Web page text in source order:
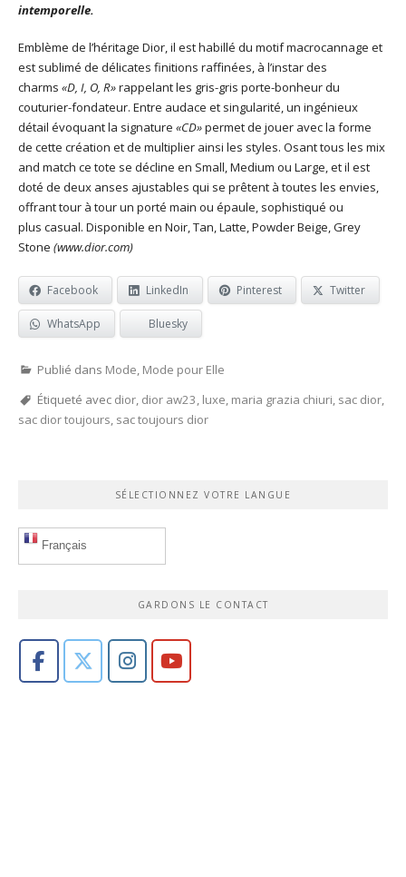
intemporelle.
Emblème de l’héritage Dior, il est habillé du motif macrocannage et
est sublimé de délicates finitions raffinées, à l’instar des
charms «D, I, O, R»rappelant les gris-gris porte-bonheur du
couturier-fondateur. Entre audace et singularité, un ingénieux
détail évoquant la signature «CD»permet de jouer avec la forme
de cette création et de multiplier ainsi les styles. Osant tous les mix
and match ce tote se décline en Small, Medium ou Large, et il est
doté de deux anses ajustables qui se prêtent à toutes les envies,
offrant tour à tour un porté main ou épaule, sophistiqué ou
plus casual. Disponible en Noir, Tan, Latte, Powder Beige, Grey
Stone (www.dior.com)
Facebook LinkedIn Pinterest Twitter
WhatsApp Bluesky
Publié dans Mode, Mode pour Elle
Étiqueté avec dior, dior aw23, luxe, maria grazia chiuri, sac dior,
sac dior toujours, sac toujours dior
SÉLECTIONNEZ VOTRE LANGUE
Français
GARDONS LE CONTACT